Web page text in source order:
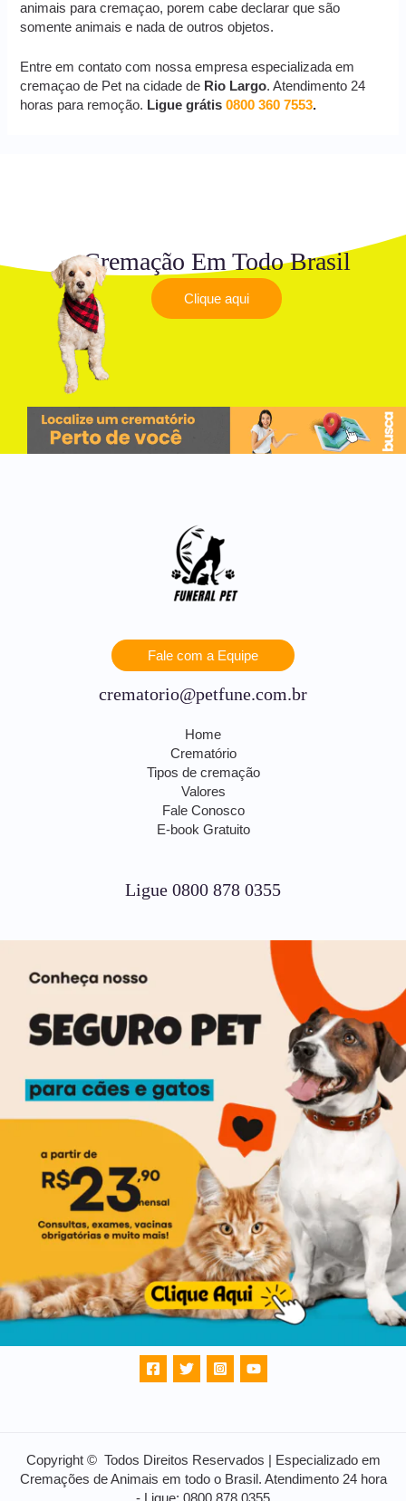
animais para cremaçao, porem cabe declarar que são
somente animais e nada de outros objetos.
Entre em contato com nossa empresa especializada em
cremaçao de Pet na cidade de Rio Largo. Atendimento 24
horas para remoção. Ligue grátis0800 360 7553.
Cremação Em Todo Brasil
Clique aqui
Fale com a Equipe
crematorio@petfune.com.br
Home
Crematório
Tipos de cremação
Valores
Fale Conosco
E-book Gratuito
Ligue 0800 878 0355
Copyright © Todos Direitos Reservados | Especializado em
Cremações de Animais em todo o Brasil. Atendimento 24 hora
- Ligue: 0800 878 0355